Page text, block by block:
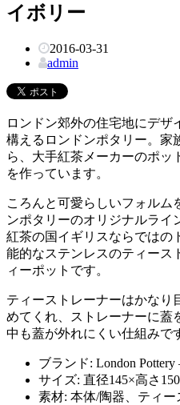
イボリー
2016-03-31
admin
ロンドン郊外の住宅地にデザ
構えるロンドンポタリー。家
ら、大手紅茶メーカーのポッ
を作っています。
ころんと可愛らしいフォルム
ンポタリーのオリジナルライ
紅茶の国イギリスならではの
能的なステンレスのティース
ィーポットです。
ティーストレーナーはかなり
めてくれ、ストレーナーに蓋
中も蓋が外れにくい仕組みで
ブランド: London
サイズ: 直径145×高さ
素材: 本体/陶器、ティ